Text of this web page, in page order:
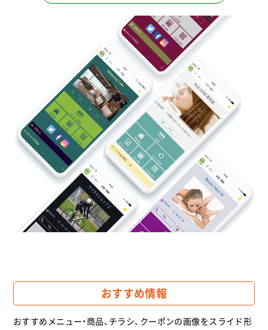
女性専用24時間ジム Amazones（アマゾネス）枚方市
駅前店様のサービスがスタートしました。
かりゆしマーケット様のサービスがスタートしまし
2025.09
【デジタル会員証】ボンメゾンゆみ～る鎌取店様のサ
ービスがスタートしました。（計29店舗）
2025.09
PROTEIN CAFE THE BASE 新橋銀座様のサービスが
スタートしました。
青森 帆立家様のサービスがスタートしました。
2025.09
wine＠EBISU様のサービスがスタートしました。
2025.09
おそうじのスマイルラボ様のサービスがスタートし
おすすめ情報
おすすめメニュー・商品、チラシ、クーポンの画像をスライド形